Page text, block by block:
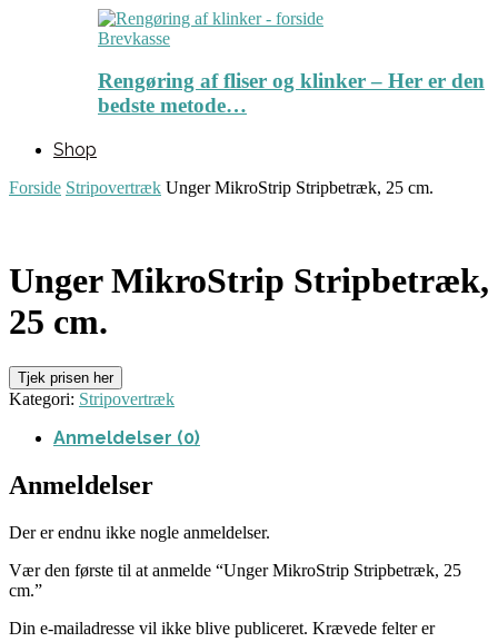
Brevkasse
Rengøring af fliser og klinker – Her er den
bedste metode…
Shop
Forside Stripovertræk Unger MikroStrip Stripbetræk, 25 cm.
Unger MikroStrip Stripbetræk,
25 cm.
Tjek prisen her
Kategori: Stripovertræk
Anmeldelser (0)
Anmeldelser
Der er endnu ikke nogle anmeldelser.
Vær den første til at anmelde “Unger MikroStrip Stripbetræk, 25
cm.”
Din e-mailadresse vil ikke blive publiceret. Krævede felter er